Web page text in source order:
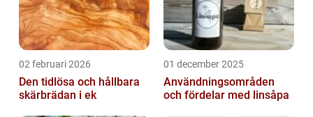
02 februari 2026
Den tidlösa och hållbara
skärbrädan i ek
01 december 2025
Användningsområden
och fördelar med linsåpa